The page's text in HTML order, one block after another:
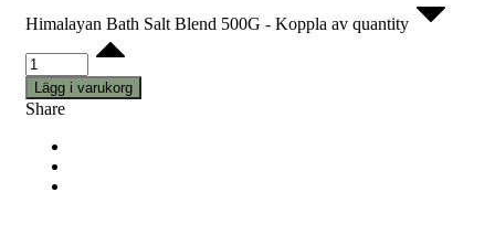
Himalayan Bath Salt Blend 500G - Koppla av quantity
Lägg i varukorg
Share